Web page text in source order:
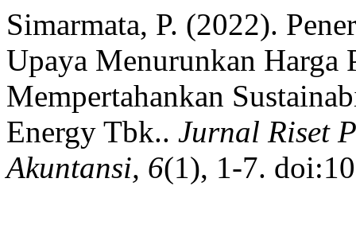
Simarmata, P. (2022).
Upaya Menurunkan Harga
Mempertahankan
Energy Tbk.. Jurnal Riset
Akuntansi, 6(1), 1-7.